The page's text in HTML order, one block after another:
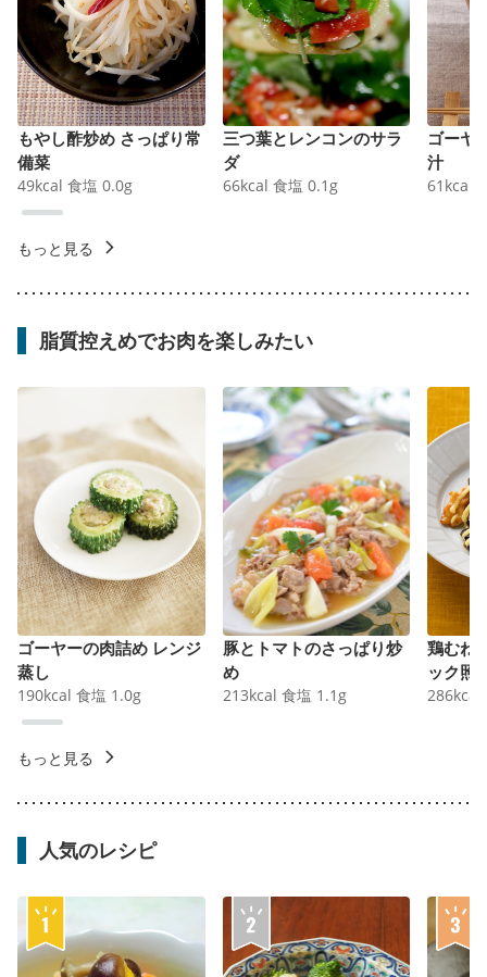
もやし酢炒め さっぱり常
備菜
49kcal 食塩 0.0g
三つ葉とレンコンのサラ
ダ
66kcal 食塩 0.1 g
ゴーヤ
汁
61 kcal
もっと見る
脂質控えめでお肉を楽しみたい
ゴーヤーの肉詰め レンジ
蒸し
190kcal 食塩 1.0g
豚とトマトのさっぱり炒
め
213kcal 食塩 1.1 g
鶏むね
ック照
286kcal
もっと見る
人気のレシピ